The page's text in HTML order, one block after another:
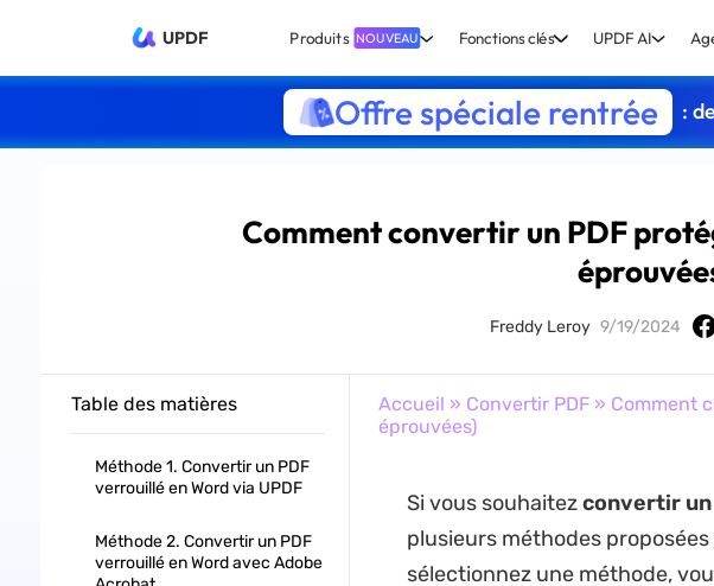
UPDF Produits NOUVEAU Fonctions clés UPDF AI
Offre spéciale rentrée :
Comment convertir un PDF
Freddy Leroy 9/19/2024
Table des matières
Méthode 1. Convertir un PDF
verrouillé en Word via UPDF
Méthode 2. Convertir un PDF
verrouillé en Word avec Adobe
Accueil » Convertir PDF» Comment
éprouvées)
Si vous souhaitezconvertir un
plusieurs méthodes
sélectionnez une méthode,